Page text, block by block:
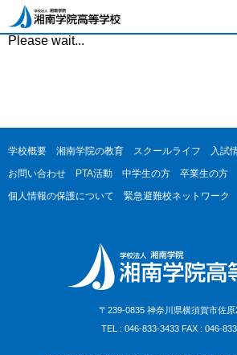
Please wait...
学校概要 湘南学院の教育 スクールライフ 入試
お問い合わせ
PTA活動 中学生の方
卒業生の方
個人情報の保護について
緊急避難校ネットワーク
〒239-0835 神奈川県横須賀市佐
TEL : 046-833-3433 FAX : 046-